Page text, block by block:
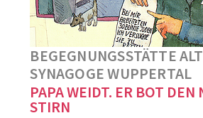
BEGEGNUNGSSTÄTTE
SYNAGOGE WUPPERTAL
PAPA WEIDT. ER BOT DEN
STIRN